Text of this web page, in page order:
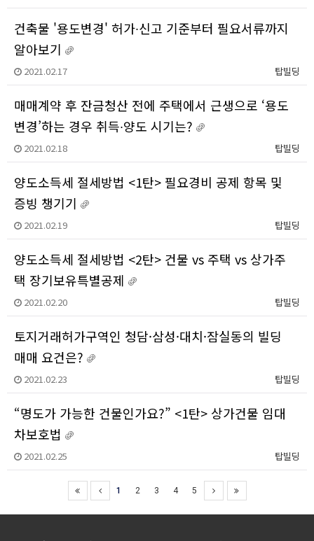
건축물 '용도변경' 허가∙신고 기준부터 필요서류까지
알아보기
탑빌딩
2021.02.17
매매계약 후 잔금청산 전에 주택에서 근생으로 ‘용도
변경’하는 경우 취득∙양도 시기는?
탑빌딩
2021.02.18
양도소득세 절세방법 <1탄> 필요경비 공제 항목 및
증빙 챙기기
탑빌딩
2021.02.19
양도소득세 절세방법 <2탄> 건물 vs 주택 vs 상가주
택 장기보유특별공제
탑빌딩
2021.02.20
토지거래허가구역인 청담·삼성·대치·잠실동의 빌딩
매매 요건은?
탑빌딩
2021.02.23
“명도가 가능한 건물인가요?” <1탄> 상가건물 임대
차보호법
탑빌딩
2021.02.25
1 2 3 4 5